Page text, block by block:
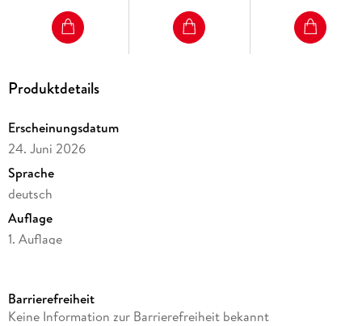
Produktdetails
Erscheinungsdatum
24. Juni 2026
Sprache
deutsch
Auflage
1. Auflage
Reihe
Barrierefreiheit
Keine Information zur Barrierefreiheit bekannt